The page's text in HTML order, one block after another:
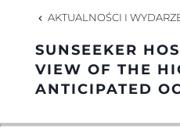
AKTUALNOŚCI I
SUNSEEKER
VIEW OF THE
ANTICIPATED